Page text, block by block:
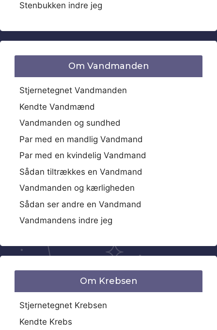
Stenbukken indre jeg
Om Vandmanden
Stjernetegnet Vandmanden
Kendte Vandmænd
Vandmanden og sundhed
Par med en mandlig Vandmand
Par med en kvindelig Vandmand
Sådan tiltrækkes en Vandmand
Vandmanden og kærligheden
Sådan ser andre en Vandmand
Vandmandens indre jeg
Om Krebsen
Stjernetegnet Krebsen
Kendte Krebs